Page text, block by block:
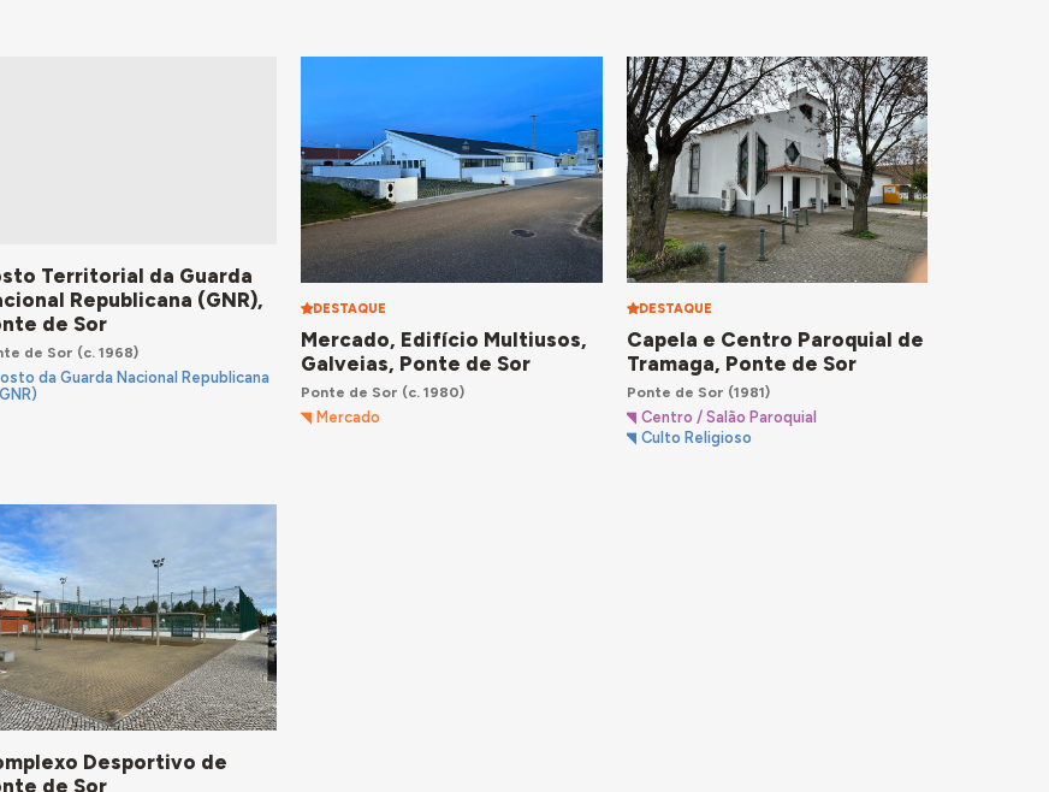
Territorial da Guarda
Republicana (GNR),
de Sor
de Sor (c. 1968)
da Guarda Nacional Republicana
DESTAQUE
Mercado, Edifício Multiusos,
Galveias, Ponte de Sor
Ponte de Sor (c. 1980)
Mercado
DESTAQUE
Capela e Centro Paroquial de
Tramaga, Ponte de Sor
Ponte de Sor (1981)
Centro / Salão Paroquial
Culto Religioso
Desportivo de
de Sor